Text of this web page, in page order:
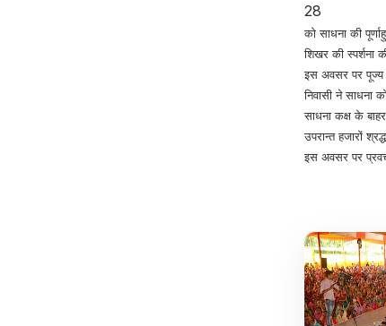
28
को साधना की
शिखर की स्पर्शना
इस अवसर पर पूज्य
निवासी ने साधना
साधना कक्ष के
उपरान्त हजारों
इस अवसर पर